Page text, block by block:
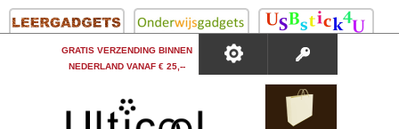
GRATIS VERZENDING BINNEN
NEDERLAND VANAF € 25,--